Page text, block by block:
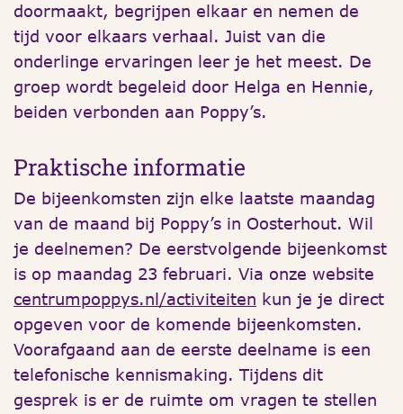
doormaakt, begrijpen elkaar en nemen de
tijd voor elkaars verhaal. Juist van die
onderlinge ervaringen leer je het meest. De
groep wordt begeleid door Helga en Hennie,
beiden verbonden aan Poppy’s.
Praktische informatie
De bijeenkomsten zijn elke laatste maandag
van de maand bij Poppy’s in Oosterhout. Wil
je deelnemen? De eerstvolgende bijeenkomst
is op maandag 23 februari. Via onze website
centrumpoppys.nl/activiteiten kun je je direct
opgeven voor de komende bijeenkomsten.
Voorafgaand aan de eerste deelname is een
telefonische kennismaking. Tijdens dit
gesprek is er de ruimte om vragen te stellen